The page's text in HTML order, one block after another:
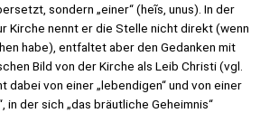
sondern „einer“ (heĩs, unus). In der
Kirche nennt er die Stelle nicht direkt (wenn
habe), entfaltet aber den Gedanken mit
Bild von der Kirche als Leib Christi (vgl.
dabei von einer „lebendigen“ und von einer
in der sich „das bräutliche Geheimnis“